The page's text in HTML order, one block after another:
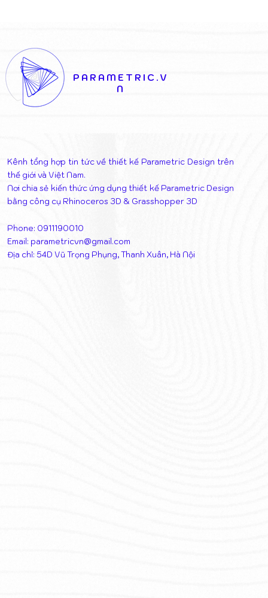
PARAMETRIC.V
N
Kênh tổng hợp tin tức về thiết kế Parametric Design trên
thế giới và Việt Nam.
Nơi chia sẻ kiến thức ứng dụng thiết kế Parametric Design
bằng công cụ Rhinoceros 3D & Grasshopper 3D
Phone: 0911190010
Email: parametricvn@gmail.com
Địa chỉ: 54D Vũ Trọng Phụng, Thanh Xuân, Hà Nội